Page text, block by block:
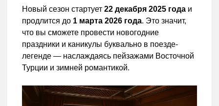
Новый сезон стартует 22 декабря 2025 года и
продлится до 1 марта 2026 года. Это значит,
что вы сможете провести новогодние
праздники и каникулы буквально в поезде-
легенде — наслаждаясь пейзажами Восточной
Турции и зимней романтикой.